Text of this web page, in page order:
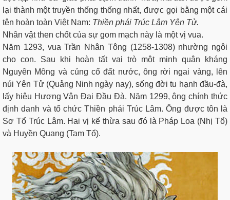
lại thành một truyền thống thống nhất, được gọi bằng một cái
tên hoàn toàn Việt Nam: Thiền phái Trúc Lâm Yên Tử.
Nhân vật then chốt của sự gom mạch này là một vị vua.
Năm 1293, vua Trần Nhân Tông (1258-1308) nhường ngôi
cho con. Sau khi hoàn tất vai trò một minh quân kháng
Nguyên Mông và củng cố đất nước, ông rời ngai vàng, lên
núi Yên Tử (Quảng Ninh ngày nay), sống đời tu hạnh đầu-đà,
lấy hiệu Hương Vân Đại Đầu Đà. Năm 1299, ông chính thức
định danh và tổ chức Thiền phái Trúc Lâm. Ông được tôn là
Sơ Tổ Trúc Lâm. Hai vị kế thừa sau đó là Pháp Loa (Nhị Tổ)
và Huyền Quang (Tam Tổ).